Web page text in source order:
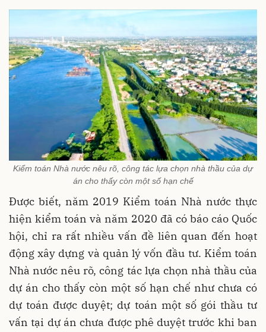
Kiểm toán Nhà nước nêu rõ, công tác lựa chọn nhà thầu của dự
án cho thấy còn một số hạn chế
Được biết, năm 2019 Kiểm toán Nhà nước thực
hiện kiểm toán và năm 2020 đã có báo cáo Quốc
hội, chỉ ra rất nhiều vấn đề liên quan đến hoạt
động xây dựng và quản lý vốn đầu tư. Kiểm toán
Nhà nước nêu rõ, công tác lựa chọn nhà thầu của
dự án cho thấy còn một số hạn chế như chưa có
dự toán được duyệt; dự toán một số gói thầu tư
vấn tại dự án chưa được phê duyệt trước khi ban